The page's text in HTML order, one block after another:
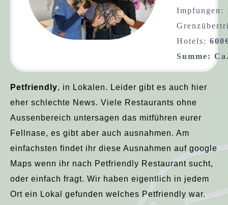
Impfungen:
Hotels:
Summe:
Petfriendly, in Lokalen. Leider gibt es auch hier
eher schlechte News. Viele Restaurants ohne
Aussenbereich untersagen das mitführen eurer
Fellnase, es gibt aber auch ausnahmen. Am
einfachsten findet ihr diese Ausnahmen auf google
Maps wenn ihr nach Petfriendly Restaurant sucht,
oder einfach fragt. Wir haben eigentlich in jedem
Ort ein Lokal gefunden welches Petfriendly war.